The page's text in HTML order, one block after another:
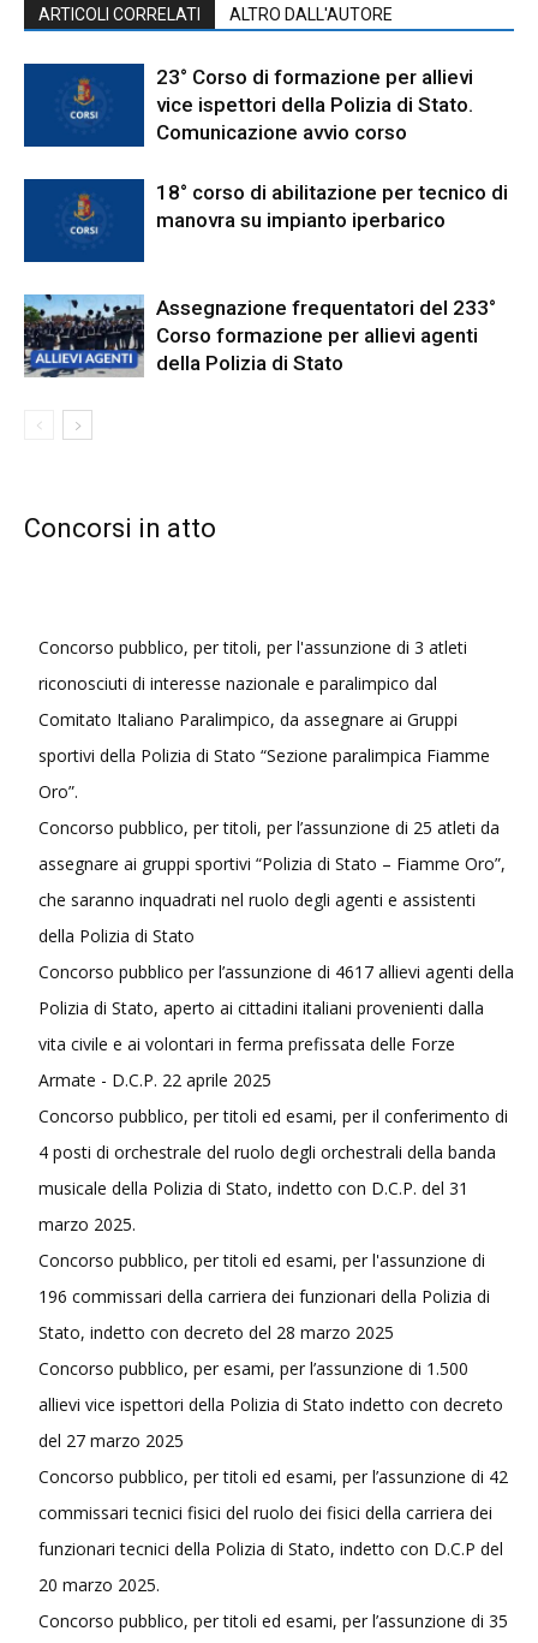
ARTICOLI CORRELATI ALTRO DALL'AUTORE
23° Corso di formazione per allievi
vice ispettori della Polizia di Stato.
Comunicazione avvio corso
18° corso di abilitazione per tecnico di
manovra su impianto iperbarico
Assegnazione frequentatori del 233°
Corso formazione per allievi agenti
della Polizia di Stato
Concorsi in atto
Concorso pubblico, per titoli, per l'assunzione di 3 atleti
riconosciuti di interesse nazionale e paralimpico dal
Comitato Italiano Paralimpico, da assegnare ai Gruppi
sportivi della Polizia di Stato “Sezione paralimpica Fiamme
Oro”.
Concorso pubblico, per titoli, per l’assunzione di 25 atleti da
assegnare ai gruppi sportivi “Polizia di Stato – Fiamme Oro”,
che saranno inquadrati nel ruolo degli agenti e assistenti
della Polizia di Stato
Concorso pubblico per l’assunzione di 4617 allievi agenti della
Polizia di Stato, aperto ai cittadini italiani provenienti dalla
vita civile e ai volontari in ferma prefissata delle Forze
Armate - D.C.P. 22 aprile 2025
Concorso pubblico, per titoli ed esami, per il conferimento di
4 posti di orchestrale del ruolo degli orchestrali della banda
musicale della Polizia di Stato, indetto con D.C.P. del 31
marzo 2025.
Concorso pubblico, per titoli ed esami, per l'assunzione di
196 commissari della carriera dei funzionari della Polizia di
Stato, indetto con decreto del 28 marzo 2025
Concorso pubblico, per esami, per l’assunzione di 1.500
allievi vice ispettori della Polizia di Stato indetto con decreto
del 27 marzo 2025
Concorso pubblico, per titoli ed esami, per l’assunzione di 42
commissari tecnici fisici del ruolo dei fisici della carriera dei
funzionari tecnici della Polizia di Stato, indetto con D.C.P del
20 marzo 2025.
Concorso pubblico, per titoli ed esami, per l’assunzione di 35